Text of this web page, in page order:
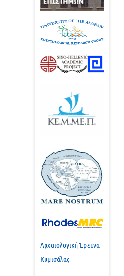
Αρχαιολογική Έρευνα
Κυμισάλας